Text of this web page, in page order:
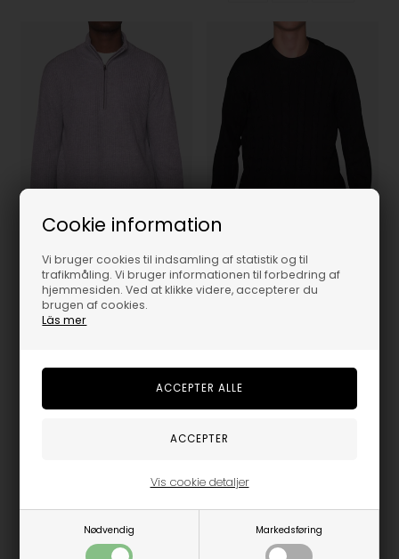
Cookie information
Vi bruger cookies til indsamling af statistik og til
trafikmåling. Vi bruger informationen til forbedring af
hjemmesiden. Ved at klikke videre, accepterer du
brugen af cookies.
Läs mer
Nødvendig Markedsføring
Vis cookie detaljer
Basic - Half Zip Strik - Light Grey
14Y/S
16Y/M 18Y/L 20Y/XL